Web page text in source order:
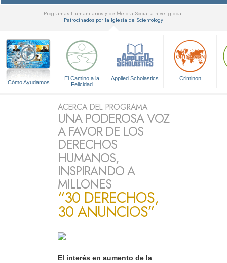
Programas Humanitarios y de Mejora Social a nivel global
Patrocinados por la Iglesia de Scientology
Cómo Ayudamos
El Camino a la
Felicidad
Applied Scholastics Criminon
ACERCA DEL PROGRAMA
UNA PODEROSA VOZ
A FAVOR DE LOS
DERECHOS
HUMANOS,
INSPIRANDO A
MILLONES
“30 DERECHOS,
30 ANUNCIOS”
El interés en aumento de la